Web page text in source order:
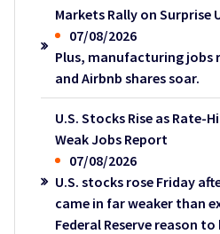
Markets Rally on Surprise
07/08/2026
Plus, manufacturing jobs
and Airbnb shares soar.
U.S. Stocks Rise as Rate-
Weak Jobs Report
07/08/2026
U.S. stocks rose Friday
came in far weaker than
Federal Reserve reason